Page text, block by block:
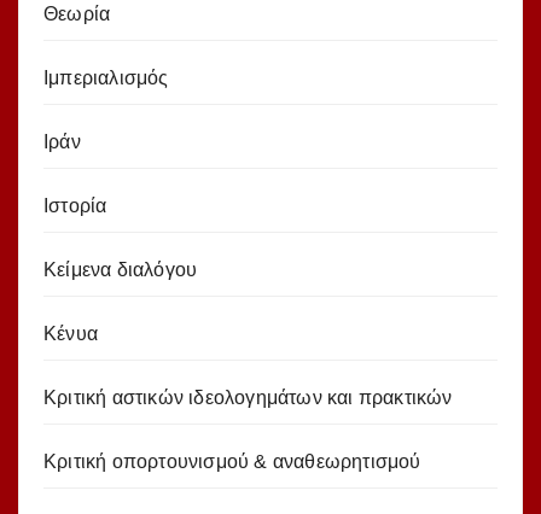
Θεωρία
Ιμπεριαλισμός
Ιράν
Ιστορία
Κείμενα διαλόγου
Κένυα
Κριτική αστικών ιδεολογημάτων και πρακτικών
Κριτική οπορτουνισμού & αναθεωρητισμού